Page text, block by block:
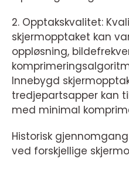
2. Opptakskvalitet:
skjermopptaket kan
oppløsning,
Innebygd
tredjepartsapper kan
med minimal
Historisk
ved forskjellige